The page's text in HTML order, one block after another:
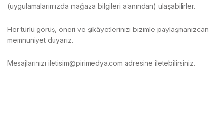
(uygulamalarımızda mağaza bilgileri alanından) ulaşabilirler.
Her türlü görüş, öneri ve şikâyetlerinizi bizimle paylaşmanızdan
memnuniyet duyarız.
Mesajlarınızı iletisim@pirimedya.com adresine iletebilirsiniz.